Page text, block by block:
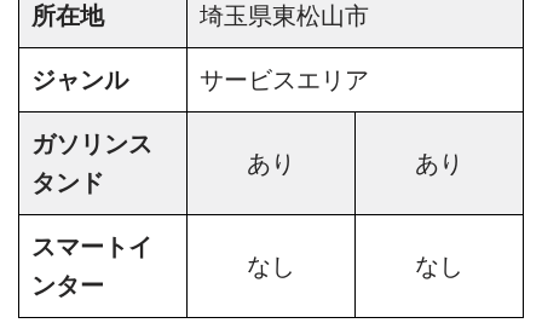
所在地 埼玉県東松山市
ジャンル サービスエリア
ガソリンス
タンド
あり あり
スマートイ
ンター
なし なし